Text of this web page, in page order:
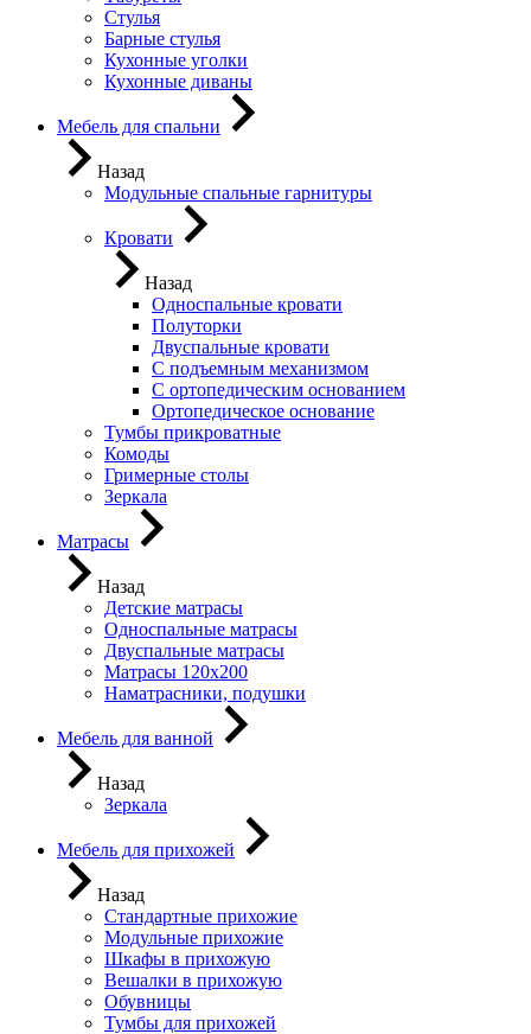
Стулья
Барные стулья
Кухонные уголки
Кухонные диваны
Мебель для спальни
Назад
Модульные спальные гарнитуры
Кровати
Назад
Односпальные кровати
Полуторки
Двуспальные кровати
С подъемным механизмом
С ортопедическим основанием
Ортопедическое основание
Тумбы прикроватные
Комоды
Гримерные столы
Зеркала
Матрасы
Назад
Детские матрасы
Односпальные матрасы
Двуспальные матрасы
Матрасы 120х200
Наматрасники, подушки
Мебель для ванной
Назад
Зеркала
Мебель для прихожей
Назад
Стандартные прихожие
Модульные прихожие
Шкафы в прихожую
Вешалки в прихожую
Обувницы
Тумбы для прихожей